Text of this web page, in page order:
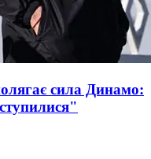
сила Динамо: